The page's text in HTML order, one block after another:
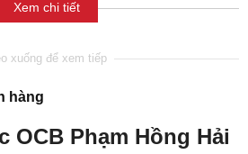
Xem chi tiết
hàng
OCB Phạm Hồng Hải